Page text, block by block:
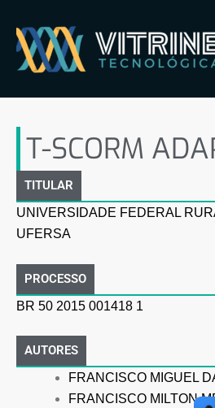
para
conteúdo
T-SCORM
TITULAR
UNIVERSIDADE FEDERAL
UFERSA
PROCESSO
BR 50 2015 001418 1
AUTORES
FRANCISCO MIGUEL
FRANCISCO MILTON